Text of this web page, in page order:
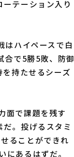
テーション入り
ハイペースで白
合で5勝5敗、防御
持たせるシーズ
面で課題を残す
。投げるスタミ
ることができれ
あるはずだ。